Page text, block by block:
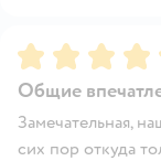
Рейтинг:5
Общие
Замечательная,
сих пор откуда